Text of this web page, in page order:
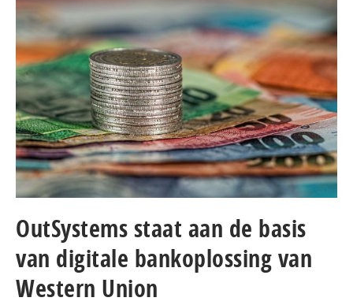
OutSystems staat aan de basis
van digitale bankoplossing van
Western Union